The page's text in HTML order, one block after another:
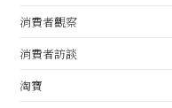
消費者觀察
消費者訪談
淘寶